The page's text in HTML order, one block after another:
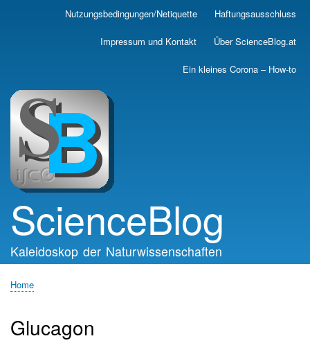
Skip
main
Nutzungsbedingungen/Netiquette Haftungsausschluss
Impressum und Kontakt Über ScienceBlog.at
Ein kleines Corona – How-to
ScienceBlog
Kaleidoskop der Naturwissenschaften
Home
Glucagon